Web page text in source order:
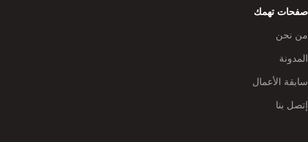
صفحات تهمك
من نحن
المدونة
سابقة الأعمال
إتصل بنا